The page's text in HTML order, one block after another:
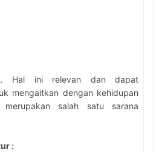
Hal ini relevan dan dapat
mengaitkan dengan kehidupan
salah satu sarana
: